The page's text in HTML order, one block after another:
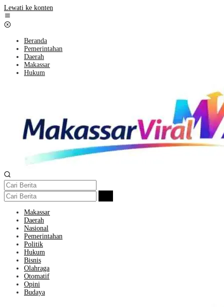
Lewati ke konten
Beranda
Pemerintahan
Daerah
Makassar
Hukum
Makassar
Daerah
Nasional
Pemerintahan
Politik
Hukum
Bisnis
Olahraga
Otomatif
Opini
Budaya